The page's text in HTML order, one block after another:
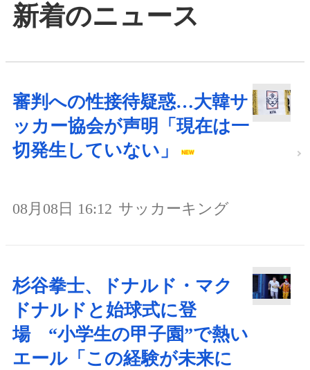
新着のニュース
審判への性接待疑惑…大韓サ
ッカー協会が声明「現在は一
切発生していない」
08月08日 16:12 サッカーキング
杉谷拳士、ドナルド・マク
ドナルドと始球式に登
場 “小学生の甲子園”で熱い
エール「この経験が未来に